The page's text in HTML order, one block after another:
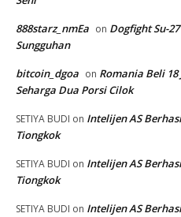
888starz_nmEa on Dogfight Su-
Sungguhan
bitcoin_dgoa on Romania Beli
Seharga Dua Porsi Cilok
SETIYA BUDI on Intelijen AS
Tiongkok
SETIYA BUDI on Intelijen AS
Tiongkok
SETIYA BUDI on Intelijen AS